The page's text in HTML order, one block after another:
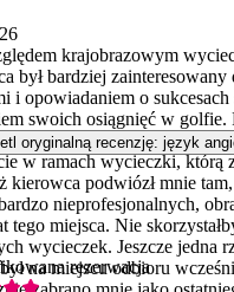
krajobrazowym
był bardziej
i opowiadaniem o
swoich osiągnięć w golfie.
serami została odwołana.
w ramach wycieczki, którą
kierowca podwiózł mnie
nieprofesjonalnych,
tego miejsca. Nie
wycieczek. Jeszcze jedna
na miejscu odbioru
oryginalną recenzję: język
rezerwacja